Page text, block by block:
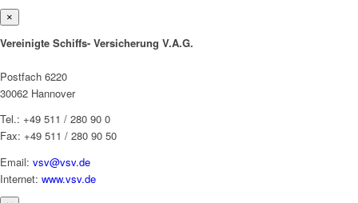
×
Vereinigte Schiffs- Versicherung V.A.G.
Postfach 6220
30062 Hannover
Tel.: +49 511 / 280 90 0
Fax: +49 511 / 280 90 50
Email: vsv@vsv.de
Internet: www.vsv.de